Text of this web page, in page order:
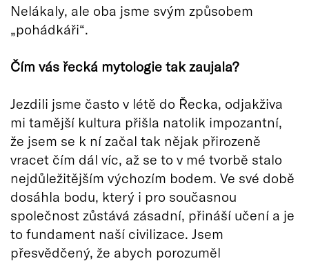
Nelákaly, ale oba jsme svým způsobem
„pohádkáři“.
Čím vás řecká mytologie tak zaujala?
Jezdili jsme často v létě do Řecka, odjakživa
mi tamější kultura přišla natolik impozantní,
že jsem se k ní začal tak nějak přirozeně
vracet čím dál víc, až se to v mé tvorbě stalo
nejdůležitějším výchozím bodem. Ve své době
dosáhla bodu, který i pro současnou
společnost zůstává zásadní, přináší učení a je
to fundament naší civilizace. Jsem
přesvědčený, že abych porozuměl